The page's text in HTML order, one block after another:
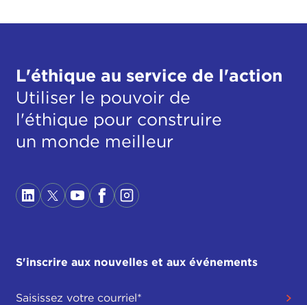
L'éthique au service de l'action
Utiliser le pouvoir de
l'éthique pour construire
un monde meilleur
S'inscrire aux nouvelles et aux événements